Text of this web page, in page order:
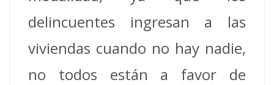
delincuentes ingresan a las
viviendas cuando no hay nadie,
no todos están a favor de